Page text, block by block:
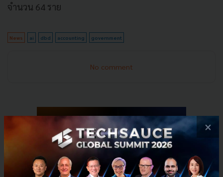
จำนวน 64 ราย
News ai dbd accounting government
No comment
×